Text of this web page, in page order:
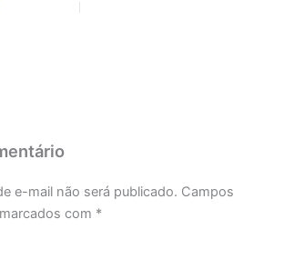
e-mail não será publicado. Campos
com *